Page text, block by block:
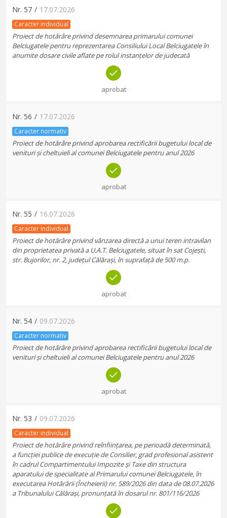
Nr. 57 / 17.07.2026
Caracter individual
Proiect de hotărâre privind desemnarea primarului comunei
Belciugatele pentru reprezentarea Consiliului Local Belciugatele în
anumite dosare civile aflate pe rolul instanțelor de judecată
aprobat
Nr. 56 / 17.07.2026
Caracter normativ
Proiect de hotărâre privind aprobarea rectificării bugetului local de
venituri și cheltuieli al comunei Belciugatele pentru anul 2026
aprobat
Nr. 55 / 16.07.2026
Caracter individual
Proiect de hotărâre privind vânzarea directă a unui teren intravilan
din proprietatea privată a U.A.T. Belciugatele, situat în sat Cojești,
str. Bujorilor, nr. 2, județul Călărași, în suprafață de 500 m.p.
aprobat
Nr. 54 / 09.07.2026
Caracter normativ
Proiect de hotărâre privind aprobarea rectificării bugetului local de
venituri și cheltuieli al comunei Belciugatele pentru anul 2026
aprobat
Nr. 53 / 09.07.2026
Caracter individual
Proiect de hotărâre privind reînființarea, pe perioadă determinată,
a funcției publice de execuție de Consilier, grad profesional asistent
în cadrul Compartimentului Impozite și Taxe din structura
aparatului de specialitate al Primarului comunei Belciugatele, în
executarea Hotărârii (Încheierii) nr. 589/2026 din data de 08.07.2026
a Tribunalului Călărași, pronunțată în dosarul nr. 801/116/2026